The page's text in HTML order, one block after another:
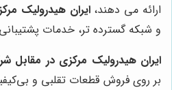
ارائه می دهند،ایران هیدرولیک
و شبکه گسترده تر، خدمات
ایران هیدرولیک مرکزی در
بر روی فروش قطعات تقلبی و